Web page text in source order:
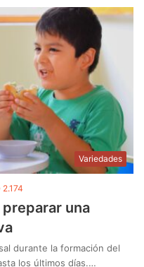
Variedades
2.174
una
durante la formación del
los últimos días.…